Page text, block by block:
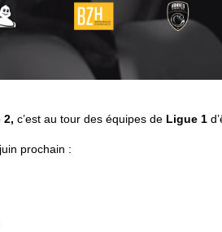
2, c’est au tour des équipes de Ligue 1
prochain :